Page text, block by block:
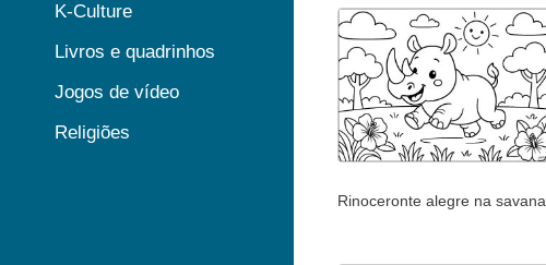
Rinoceronte alegre na savana
K-Culture
Livros e quadrinhos
Jogos de vídeo
Religiões